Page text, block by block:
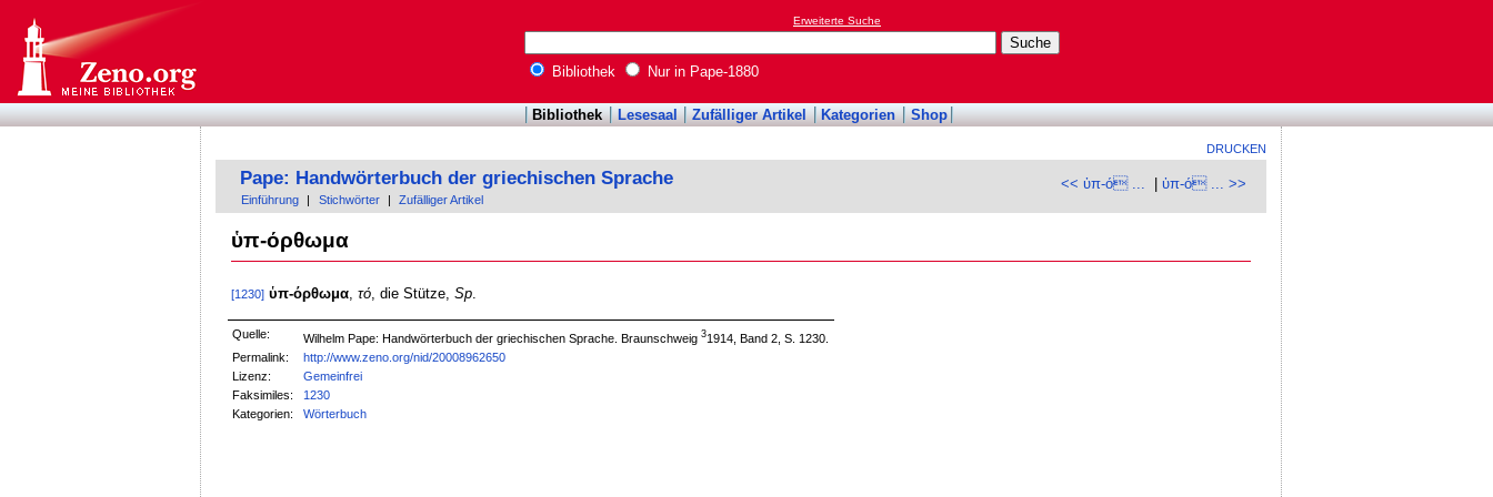
Erweiterte Suche
Bibliothek Nur in Pape-1880
Bibliothek Lesesaal Zufälliger Artikel Kategorien Shop
DRUCKEN
<< ὑπ-ό ... |ὑπ-ό ... >>
Pape: Handwörterbuch der griechischen Sprache
Einführung Stichwörter Zufälliger Artikel
ὑπ-όρθωμα
[1230] ὑπ-όρθωμα, τό, die Stütze, Sp.
Quelle: Wilhelm Pape: Handwörterbuch der griechischen Sprache. Braunschweig31914, Band 2, S. 1230.
Permalink:
http://www.zeno.org/nid/20008962650
Lizenz:
Gemeinfrei
Faksimiles:
1230
Kategorien:
Wörterbuch